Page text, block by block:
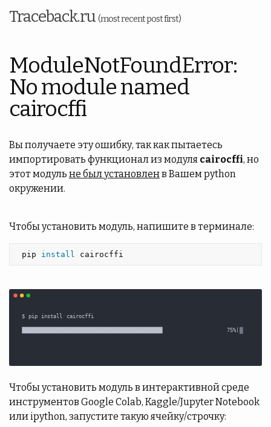
Traceback.ru (most recent post first)
ModuleNotFoundError:
No module named
cairocffi
Вы получаете эту ошибку, так как пытаетесь
импортировать функционал из модуля cairocffi, но
этот модуль не был установленв Вашем python
окружении.
Чтобы установить модуль, напишите в терминале:
pip install cairocffi
Чтобы установить модуль в интерактивной среде
инструментов Google Colab, Kaggle/Jupyter Notebook
или ipython, запустите такую ячейку/строчку: